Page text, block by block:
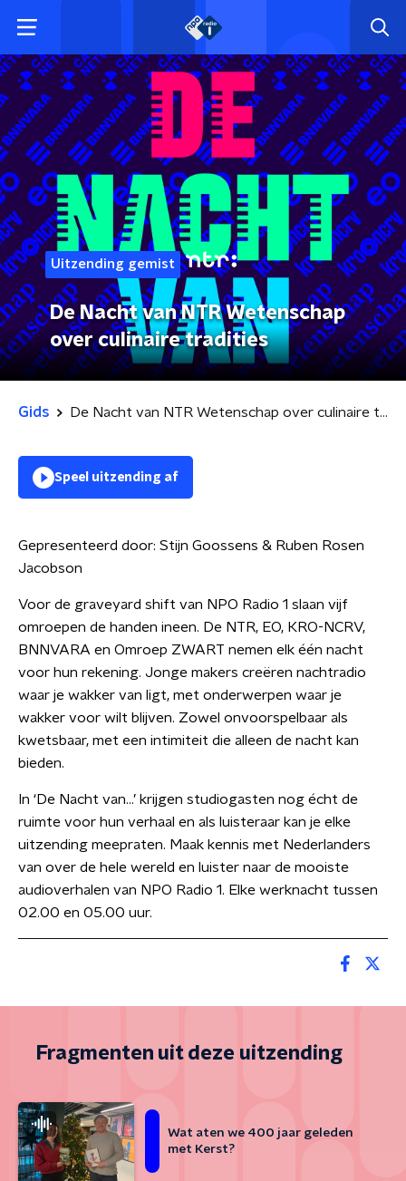
Uitzending gemist
De Nacht van NTR Wetenschap
over culinaire tradities
Gids De Nacht van NTR Wetenschap over culinaire tradities
Speel uitzending af
Gepresenteerd door: Stijn Goossens & Ruben Rosen
Jacobson
Voor de graveyard shift van NPO Radio 1 slaan vijf
omroepen de handen ineen. De NTR, EO, KRO-NCRV,
BNNVARA en Omroep ZWART nemen elk één nacht
voor hun rekening. Jonge makers creëren nachtradio
waar je wakker van ligt, met onderwerpen waar je
wakker voor wilt blijven. Zowel onvoorspelbaar als
kwetsbaar, met een intimiteit die alleen de nacht kan
bieden.
In ‘De Nacht van…’ krijgen studiogasten nog écht de
ruimte voor hun verhaal en als luisteraar kan je elke
uitzending meepraten. Maak kennis met Nederlanders
van over de hele wereld en luister naar de mooiste
audioverhalen van NPO Radio 1. Elke werknacht tussen
02.00 en 05.00 uur.
Fragmenten uit deze uitzending
Wat aten we 400 jaar geleden
met Kerst?